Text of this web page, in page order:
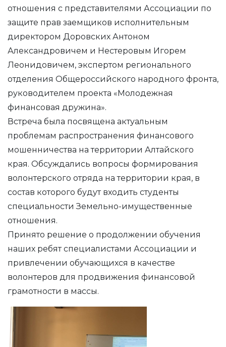
отношения с представителями Ассоциации по
защите прав заемщиков исполнительным
директором Доровских Антоном
Александровичем и Нестеровым Игорем
Леонидовичем, экспертом регионального
отделения Общероссийского народного фронта,
руководителем проекта «Молодежная
финансовая дружина».
Встреча была посвящена актуальным
проблемам распространения финансового
мошенничества на территории Алтайского
края. Обсуждались вопросы формирования
волонтерского отряда на территории края, в
состав которого будут входить студенты
специальности Земельно-имущественные
отношения.
Принято решение о продолжении обучения
наших ребят специалистами Ассоциации и
привлечении обучающихся в качестве
волонтеров для продвижения финансовой
грамотности в массы.